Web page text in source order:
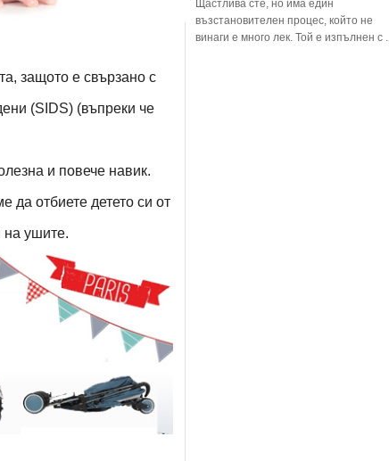
Щастлива сте, но има един
възстановителен процес, който не
винаги е много лек. Той е изпълнен с ...
защото е свързано с
(SIDS) (въпреки че
и повече навик.
да отбиете детето си от
на ушите.